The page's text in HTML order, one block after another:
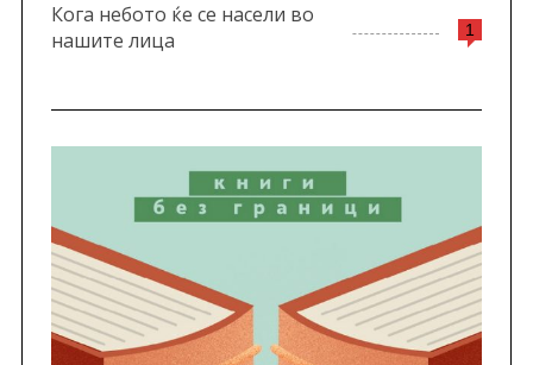
1
Кога небото ќе се насели во
нашите лица